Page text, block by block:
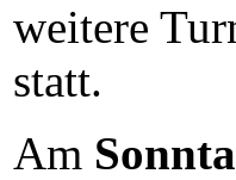
weitere
statt.
Am